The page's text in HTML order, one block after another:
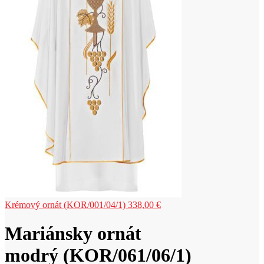
Krémový ornát (KOR/001/04/1) 338,00 €
Mariánsky ornát
modrý (KOR/061/06/1)